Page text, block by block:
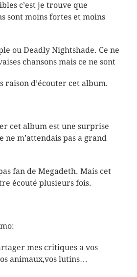
c’est je trouve que
sont moins fortes et moins
ou Deadly Nightshade. Ce ne
chansons mais ce ne sont
raison d’écouter cet album.
cet album est une surprise
ne m’attendais pas a grand
fan de Megadeth. Mais cet
écouté plusieurs fois.
mes critiques a vos
animaux,vos lutins…